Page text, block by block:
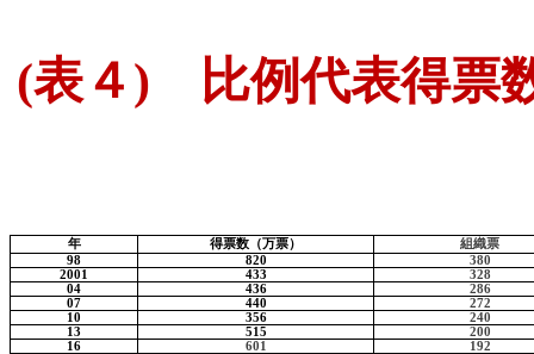
(表４) 比例代表得票
年 得票数 （万票）
組織票
98
820
380
2001
433
328
04
436
286
07
440
272
10
356
240
13
515
200
16
601 192